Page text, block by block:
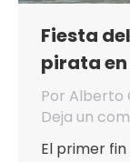
Fiesta
pirata
Por Alberto
Deja un
El primer